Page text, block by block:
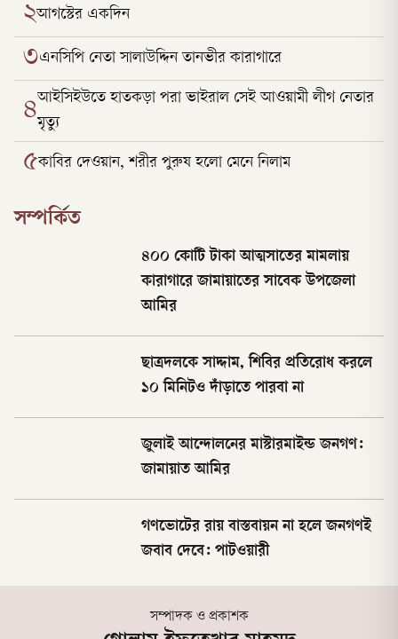
২আগস্টের একদিন
৩এনসিপি নেতা সালাউদ্দিন তানভীর কারাগারে
৪আইসিইউতে হাতকড়া পরা ভাইরাল সেই আওয়ামী লীগ নেতার
মৃত্যু
৫কাবির দেওয়ান, শরীর পুরুষ হলো মেনে নিলাম
সম্পর্কিত
৪০০ কোটি টাকা আত্মসাতের মামলায়
কারাগারে জামায়াতের সাবেক উপজেলা
আমির
ছাত্রদলকে সাদ্দাম, শিবির প্রতিরোধ করলে
১০ মিনিটও দাঁড়াতে পারবা না
জুলাই আন্দোলনের মাস্টারমাইন্ড জনগণ:
জামায়াত আমির
গণভোটের রায় বাস্তবায়ন না হলে জনগণই
জবাব দেবে: পাটওয়ারী
সম্পাদক ও প্রকাশক